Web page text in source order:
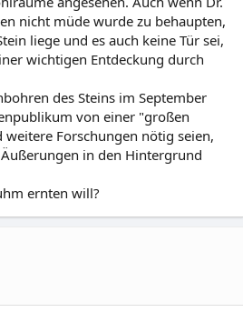
nicht müde wurde zu behaupten,
liege und es auch keine Tür sei,
wichtigen Entdeckung durch
des Steins im September
von einer "großen
weitere Forschungen nötig seien,
in den Hintergrund
ernten will?